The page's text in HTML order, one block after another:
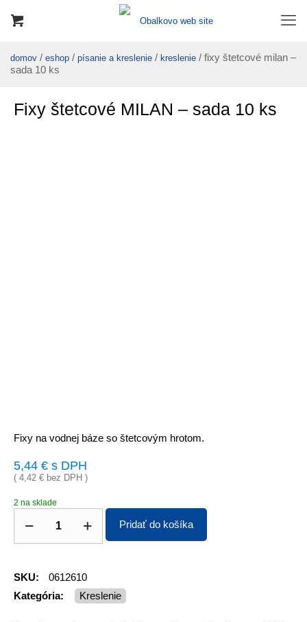
domov / eshop / písanie a kreslenie / kreslenie / fixy štetcové milan –
sada 10 ks
Fixy štetcové MILAN – sada 10 ks
Fixy na vodnej báze so štetcovým hrotom.
5,44 € s DPH
( 4,42 € bez DPH )
2 na sklade
Pridať do košíka
SKU:
0612610
Kategória:
Kreslenie